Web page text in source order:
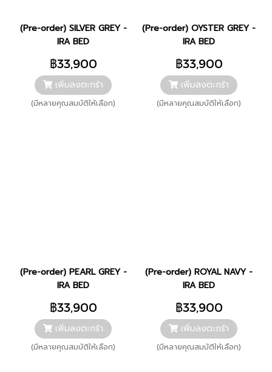
(Pre-order) SILVER GREY -
IRA BED
฿33,900
เพิ่มลงตะกร้า
(มีหลายคุณสมบัติให้เลือก)
(Pre-order) OYSTER GREY -
IRA BED
฿33,900
เพิ่มลงตะกร้า
(มีหลายคุณสมบัติให้เลือก)
(Pre-order) PEARL GREY -
IRA BED
฿33,900
เพิ่มลงตะกร้า
(มีหลายคุณสมบัติให้เลือก)
(Pre-order) ROYAL NAVY -
IRA BED
฿33,900
เพิ่มลงตะกร้า
(มีหลายคุณสมบัติให้เลือก)